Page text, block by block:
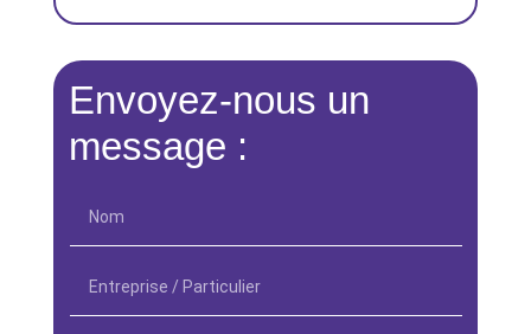
Envoyez-nous un
message :